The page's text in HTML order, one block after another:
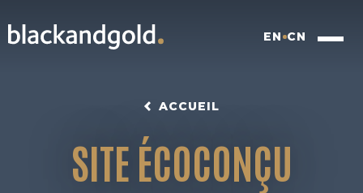
EN CN
ACCUEIL
SITE ÉCOCONÇU